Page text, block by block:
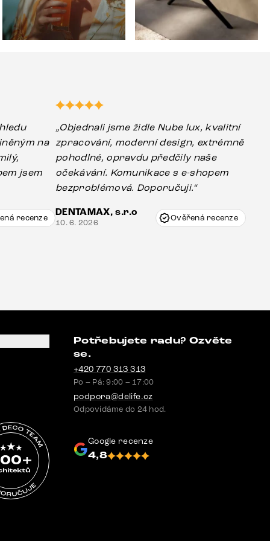
na
jsem
recenze
„Objednali jsme židle Nube lux, kvalitní
zpracování, moderní design, extrémně
pohodlné, opravdu předčily naše
očekávání. Komunikace s e-shopem
bezproblémová. Doporučuji.“
DENTAMAX, s.r.o
10. 6. 2026 Ověřená recenze
Potřebujete radu? Ozvěte
se.
+420 770 313 313
Po – Pá: 9:00 – 17:00
podpora@delife.cz
Odpovídáme do 24 hod.
Google recenze
4,8